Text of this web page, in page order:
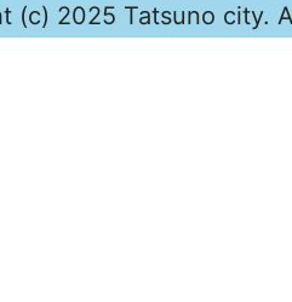
(c) 2025 Tatsuno city.